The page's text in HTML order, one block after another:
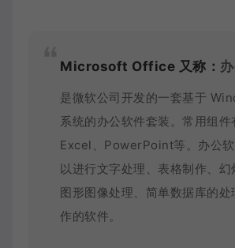
Microsoft Office 又称：
是微软公司开发的一套基于
系统的办公软件套装。常用组件
Excel、PowerPoint等。办公
以进行文字处理、表格制作、幻
图形图像处理、简单数据库的处
作的软件。